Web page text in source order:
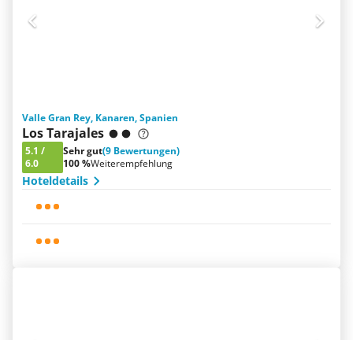
Valle Gran Rey, Kanaren, Spanien
Los Tarajales
5.1 /
6.0
Sehr gut(9 Bewertungen)
100 %Weiterempfehlung
Hoteldetails